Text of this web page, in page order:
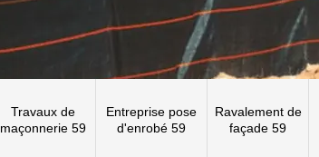
Travaux de
maçonnerie 59
Entreprise pose
d'enrobé 59
Ravalement de
façade 59